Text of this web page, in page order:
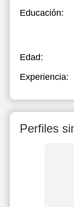
Educación:
Edad:
Experiencia:
Perfiles